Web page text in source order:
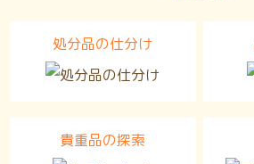
処分品の仕分け
貴重品の探索